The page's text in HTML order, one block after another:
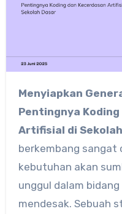
Menyiapkan Generasi Emas Digital:
Pentingnya
Artifisial di
berkembang sangat
kebutuhan akan
unggul dalam
mendesak. Sebuah